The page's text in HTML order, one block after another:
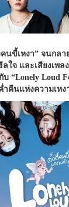
นขี้เหงา” จนกล
ใจ และเสียงเพล
บ “Lonely Loud
ำคืนแห่งความเห